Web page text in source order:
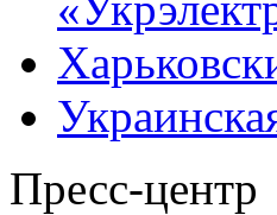
Пресс-центр